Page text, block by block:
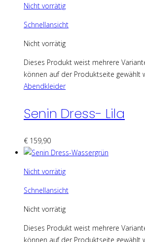
Nicht vorrätig
Schnellansicht
Nicht vorrätig
Dieses Produkt weist mehrere
können auf der Produktseite gewählt
Abendkleider
Senin Dress- Lila
€ 159,90
Nicht vorrätig
Schnellansicht
Nicht vorrätig
Dieses Produkt weist mehrere
können auf der Produktseite gewählt